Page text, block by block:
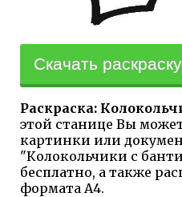
Скачать
Раскраска:
этой станице Вы
картинки или
"Колокольчики с
бесплатно, а также
формата А4.